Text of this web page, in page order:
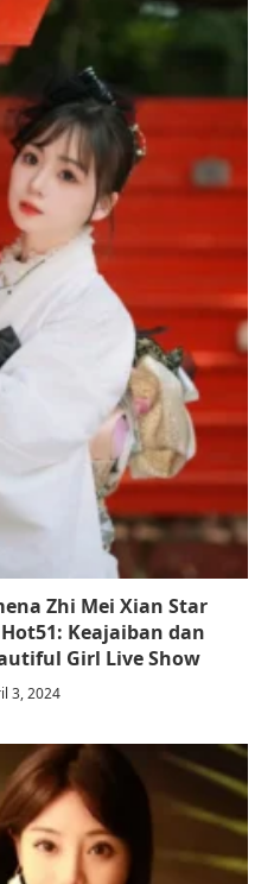
Zhi Mei Xian Star
Keajaiban dan
Girl Live Show
3, 2024